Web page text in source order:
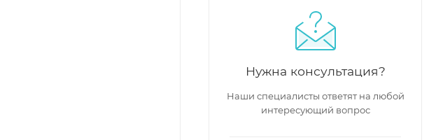
Нужна консультация?
Наши специалисты ответят на любой
интересующий вопрос